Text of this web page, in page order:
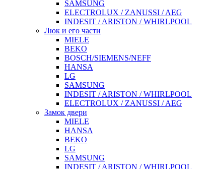
SAMSUNG
ELECTROLUX / ZANUSSI / AEG
INDESIT / ARISTON / WHIRLPOOL
Люк и его части
MIELE
BEKO
BOSCH/SIEMENS/NEFF
HANSA
LG
SAMSUNG
INDESIT / ARISTON / WHIRLPOOL
ELECTROLUX / ZANUSSI / AEG
Замок двери
MIELE
HANSA
BEKO
LG
SAMSUNG
INDESIT / ARISTON / WHIRLPOOL